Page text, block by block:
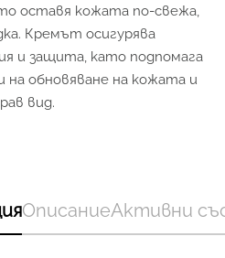
оставя кожата по-свежа,
Кремът осигурява
и защита, като подпомага
обновяване на кожата и
вид.
ОписаниеАктивни